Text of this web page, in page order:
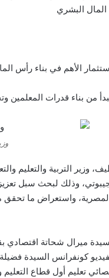
المال البشري
الأهم في بناء رأس
من بناء قدرات المعلمين
وزير التربية والتعليم
وذلك لبحث سبل
واستعراض ما
ميرال شحاتة اقتصادي
كونفرانس السيدة فضيلة
تعليم أول قطاع